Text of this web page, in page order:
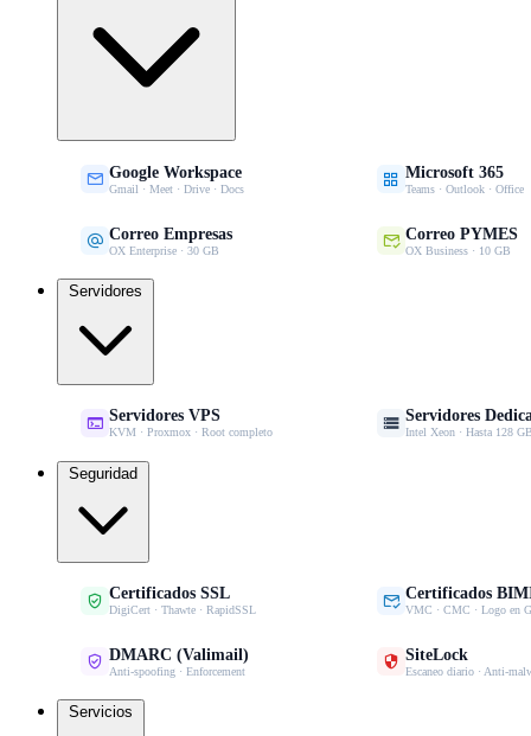
 Google Workspace
Gmail · Meet · Drive · Docs  Microsoft 365
Teams · Outlook · Office
 Correo Empresas
OX Enterprise · 30 GB  Correo PYMES
OX Business · 10 GB
Servidores
 Servidores VPS
KVM · Proxmox · Root completo  Servidores
Intel Xeon · Hasta 128
Seguridad
 Certificados SSL
DigiCert · Thawte · RapidSSL  Certificados
VMC · CMC · Logo en
 DMARC (Valimail)
Anti-spoofing · Enforcement  SiteLock
Escaneo diario · Anti-
Servicios